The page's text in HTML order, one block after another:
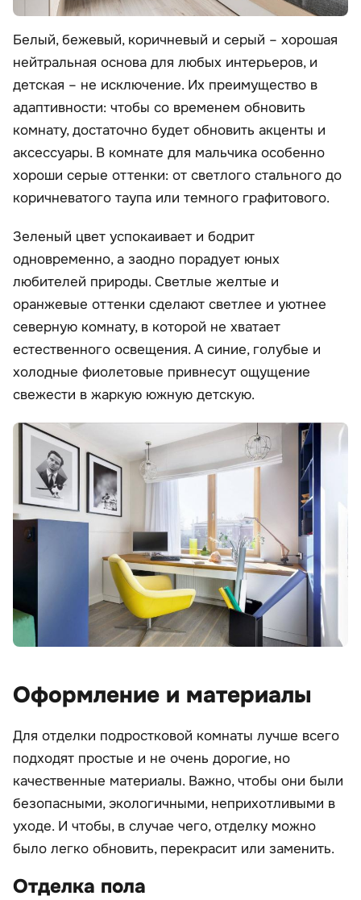
Белый, бежевый, коричневый и серый – хорошая
нейтральная основа для любых интерьеров, и
детская – не исключение. Их преимущество в
адаптивности: чтобы со временем обновить
комнату, достаточно будет обновить акценты и
аксессуары. В комнате для мальчика особенно
хороши серые оттенки: от светлого стального до
коричневатого таупа или темного графитового.
Зеленый цвет успокаивает и бодрит
одновременно, а заодно порадует юных
любителей природы. Светлые желтые и
оранжевые оттенки сделают светлее и уютнее
северную комнату, в которой не хватает
естественного освещения. А синие, голубые и
холодные фиолетовые привнесут ощущение
свежести в жаркую южную детскую.
Оформление и материалы
Для отделки подростковой комнаты лучше всего
подходят простые и не очень дорогие, но
качественные материалы. Важно, чтобы они были
безопасными, экологичными, неприхотливыми в
уходе. И чтобы, в случае чего, отделку можно
было легко обновить, перекрасит или заменить.
Отделка пола